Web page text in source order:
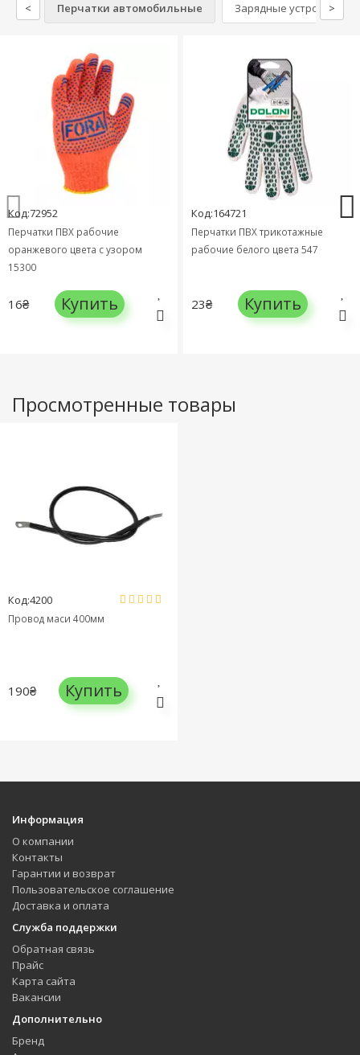
< Перчатки автомобильные Зарядные устройства
>
Код:72952
Перчатки ПВХ рабочие
оранжевого цвета с узором
15300
16₴ Купить
Код:164721
Перчатки ПВХ трикотажные
рабочие белого цвета 547
23₴ Купить
Просмотренные товары
Код:4200
Провод маси 400мм
190₴ Купить
Информация
О компании
Контакты
Гарантии и возврат
Пользовательское соглашение
Доставка и оплата
Служба поддержки
Обратная связь
Прайс
Карта сайта
Вакансии
Дополнительно
Бренд